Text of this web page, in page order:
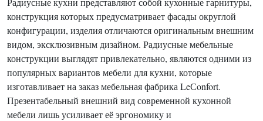
конструкция которых предусматривает фасады округлой
конфигурации, изделия отличаются оригинальным внешним
видом, эксклюзивным дизайном. Радиусные мебельные
конструкции выглядят привлекательно, являются одними из
популярных вариантов мебели для кухни, которые
изготавливает на заказ мебельная фабрика LeСonfort.
Презентабельный внешний вид современной кухонной
мебели лишь усиливает её эргономику и